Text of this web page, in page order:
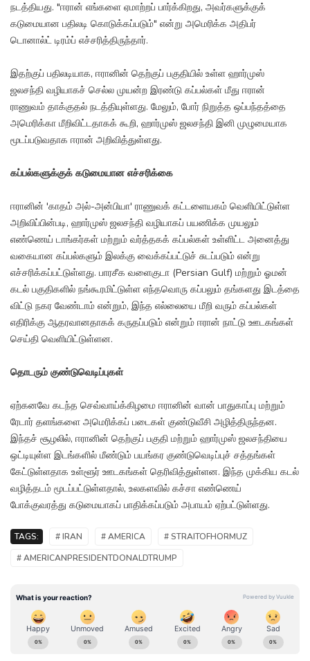
நடத்தியது. "ஈரான் எங்களை ஏமாற்றப் பார்க்கிறது, அவர்களுக்குக்
கடுமையான பதிலடி கொடுக்கப்படும்" என்று அமெரிக்க அதிபர்
டொனால்ட் டிரம்ப் எச்சரித்திருந்தார்.
இதற்குப் பதிலடியாக, ஈரானின் தெற்குப் பகுதியில் உள்ள ஹார்முஸ்
ஜலசந்தி வழியாகச் செல்ல முயன்ற இரண்டு கப்பல்கள் மீது ஈரான்
ராணுவம் தாக்குதல் நடத்தியுள்ளது. மேலும், போர் நிறுத்த ஒப்பந்தத்தை
அமெரிக்கா மீறிவிட்டதாகக் கூறி, ஹார்முஸ் ஜலசந்தி இனி முழுமையாக
மூடப்படுவதாக ஈரான் அறிவித்துள்ளது.
கப்பல்களுக்குக் கடுமையான எச்சரிக்கை
ஈரானின் 'காதம் அல்-அன்பியா' ராணுவக் கட்டளையகம் வெளியிட்டுள்ள
அறிவிப்பின்படி, ஹார்முஸ் ஜலசந்தி வழியாகப் பயணிக்க முயலும்
எண்ணெய் டாங்கர்கள் மற்றும் வர்த்தகக் கப்பல்கள் உள்ளிட்ட அனைத்து
வகையான கப்பல்களும் இலக்கு வைக்கப்பட்டுச் சுடப்படும் என்று
எச்சரிக்கப்பட்டுள்ளது. பாரசீக வளைகுடா (Persian Gulf) மற்றும் ஓமன்
கடல் பகுதிகளில் நங்கூரமிட்டுள்ள எந்தவொரு கப்பலும் தங்களது இடத்தை
விட்டு நகர வேண்டாம் என்றும், இந்த எல்லையை மீறி வரும் கப்பல்கள்
எதிரிக்கு ஆதரவானதாகக் கருதப்படும் என்றும் ஈரான் நாட்டு ஊடகங்கள்
செய்தி வெளியிட்டுள்ளன.
தொடரும் குண்டுவெடிப்புகள்
ஏற்கனவே கடந்த செவ்வாய்க்கிழமை ஈரானின் வான் பாதுகாப்பு மற்றும்
ரேடார் தளங்களை அமெரிக்கப் படைகள் குண்டுவீசி அழித்திருந்தன.
இந்தச் சூழலில், ஈரானின் தெற்குப் பகுதி மற்றும் ஹார்முஸ் ஜலசந்தியை
ஒட்டியுள்ள இடங்களில் மீண்டும் பயங்கர குண்டுவெடிப்புச் சத்தங்கள்
கேட்டுள்ளதாக உள்ளூர் ஊடகங்கள் தெரிவித்துள்ளன. இந்த முக்கிய கடல்
வழித்தடம் மூடப்பட்டுள்ளதால், உலகளவில் கச்சா எண்ணெய்
போக்குவரத்து கடுமையாகப் பாதிக்கப்படும் அபாயம் ஏற்பட்டுள்ளது.
TAGS: # IRAN # AMERICA
# STRAITOFHORMUZ
# AMERICANPRESIDENTDONALDTRUMP